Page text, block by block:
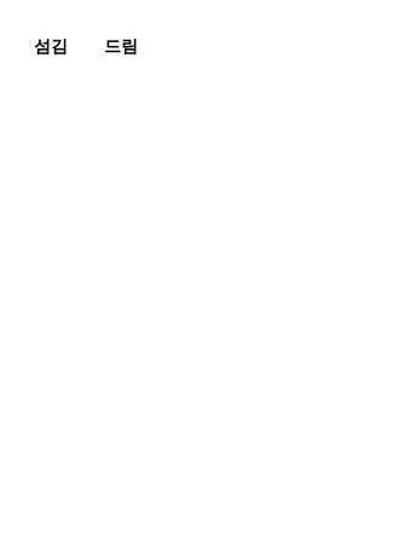
섬김 드림